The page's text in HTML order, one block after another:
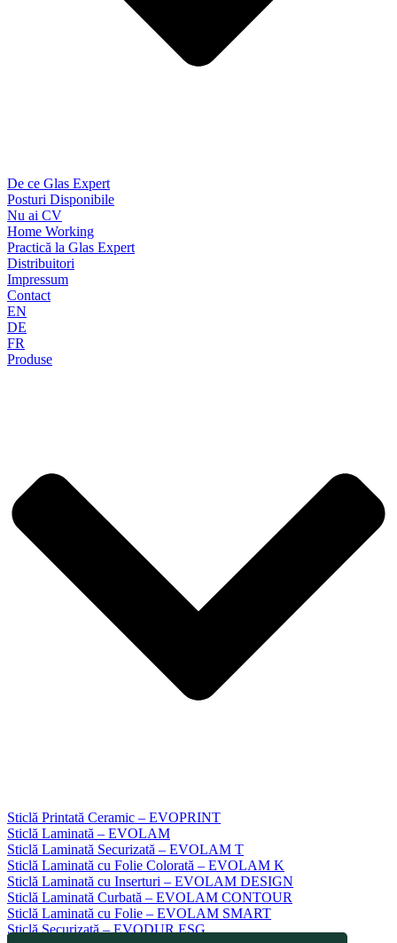
De ce Glas Expert
Posturi Disponibile
Nu ai CV
Home Working
Practică la Glas Expert
Distribuitori
Impressum
Contact
EN
DE
FR
Produse
Sticlă Printată Ceramic – EVOPRINT
Sticlă Laminată – EVOLAM
Sticlă Laminată Securizată – EVOLAM T
Sticlă Laminată cu Folie Colorată – EVOLAM K
Sticlă Laminată cu Inserturi – EVOLAM DESIGN
Sticlă Laminată Curbată – EVOLAM CONTOUR
Sticlă Laminată cu Folie – EVOLAM SMART
Sticlă Securizată – EVODUR ESG